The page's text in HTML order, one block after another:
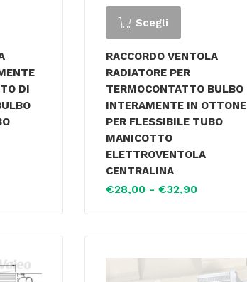
DI
Scegli
RACCORDO VENTOLA
RADIATORE PER
TERMOCONTATTO BULBO
INTERAMENTE IN OTTONE
PER FLESSIBILE TUBO
MANICOTTO
ELETTROVENTOLA
CENTRALINA
€28,00 - €32,90